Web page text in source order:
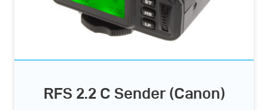
RFS 2.2 C Sender (Canon)